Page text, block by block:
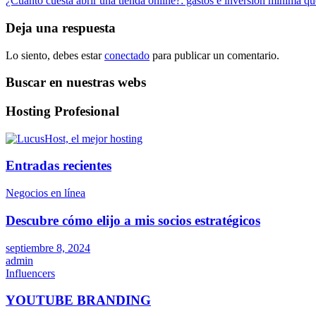
de
entradas
Deja una respuesta
Lo siento, debes estarconectado para publicar un comentario.
Buscar en nuestras webs
Hosting Profesional
Entradas recientes
Negocios en línea
Descubre cómo elijo a mis socios estratégicos
septiembre 8, 2024
admin
Influencers
YOUTUBE BRANDING